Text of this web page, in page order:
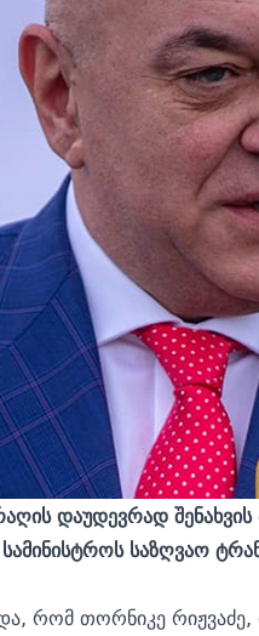
დაუდევრად
საზღვაო
რომ თორნიკე